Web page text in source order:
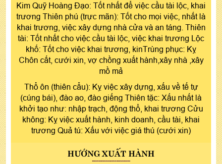
Kim Quỹ Hoàng Đạo: Tốt nhất để việc cầu tài lộc, khai
trương Thiên phú (trực mãn): Tốt cho mọi việc, nhất là
khai trương, việc xây dựng nhà cửa và an táng. Thiên
tài: Tốt nhất cho việc cầu tài lộc, việc khai trương Lộc
khố: Tốt cho việc khai trương, kinTrùng phục: Kỵ
Chôn cất, cưới xin, vợ chồng xuất hành,xây nhà ,xây
mồ mả
Thổ ôn (thiên cẩu): Kỵ việc xây dựng, xấu về tế tự
(cúng bái), đào ao, đào giếng Thiên tặc: Xấu nhất là
khởi tạo như: nhập trạch, động thổ, khai trương Cửu
không: Kỵ việc xuất hành, kinh doanh, cầu tài, khai
trương Quả tú: Xấu với việc giá thú (cưới xin)
HƯỚNG XUẤT HÀNH